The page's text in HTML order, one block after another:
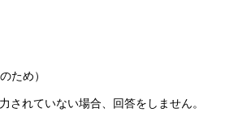
ため）
れていない場合、回答をしません。